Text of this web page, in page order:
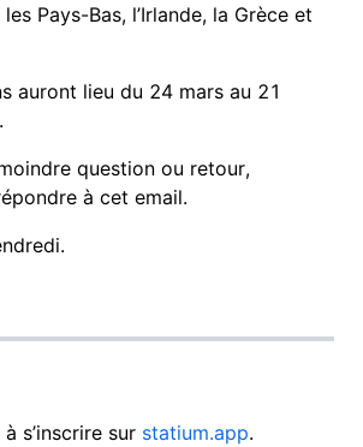
Pays-Bas, l’Irlande, la Grèce et
auront lieu du 24 mars au 21
question ou retour,
à cet email.
s’inscrire sur statium.app.